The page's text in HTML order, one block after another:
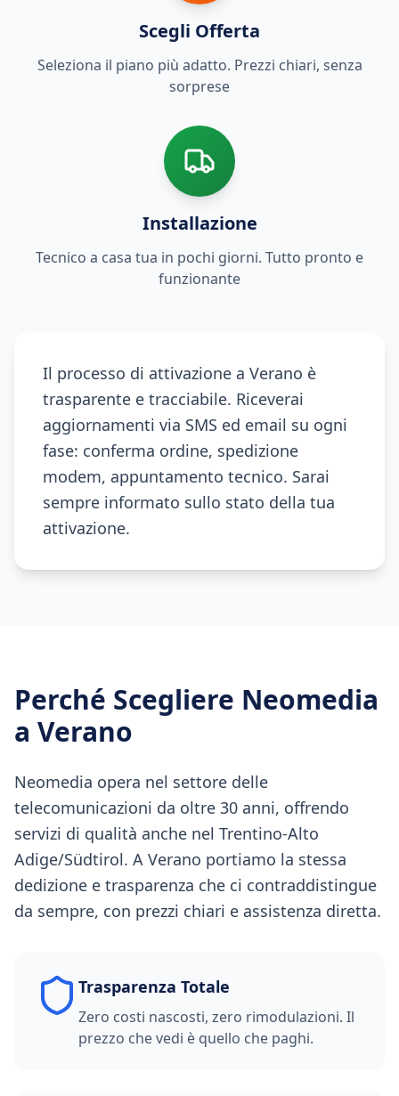
Scegli Offerta
Seleziona il piano più adatto. Prezzi chiari, senza
sorprese
Installazione
Tecnico a casa tua in pochi giorni. Tutto pronto e
funzionante
Il processo di attivazione a Verano è
trasparente e tracciabile. Riceverai
aggiornamenti via SMS ed email su ogni
fase: conferma ordine, spedizione
modem, appuntamento tecnico. Sarai
sempre informato sullo stato della tua
attivazione.
Perché Scegliere Neomedia
a Verano
Neomedia opera nel settore delle
telecomunicazioni da oltre 30 anni, offrendo
servizi di qualità anche nel Trentino-Alto
Adige/Südtirol. A Verano portiamo la stessa
dedizione e trasparenza che ci contraddistingue
da sempre, con prezzi chiari e assistenza diretta.
Trasparenza Totale
Zero costi nascosti, zero rimodulazioni. Il
prezzo che vedi è quello che paghi.